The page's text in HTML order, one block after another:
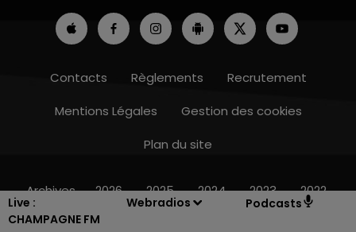
Live :
CHAMPAGNE FM
Webradios Podcasts
16h00 - 20h00
Contacts Règlements
Recrutement
Mentions Légales
Gestion des cookies
Plan du site
Archives 2026 2025 2024 2023 2022